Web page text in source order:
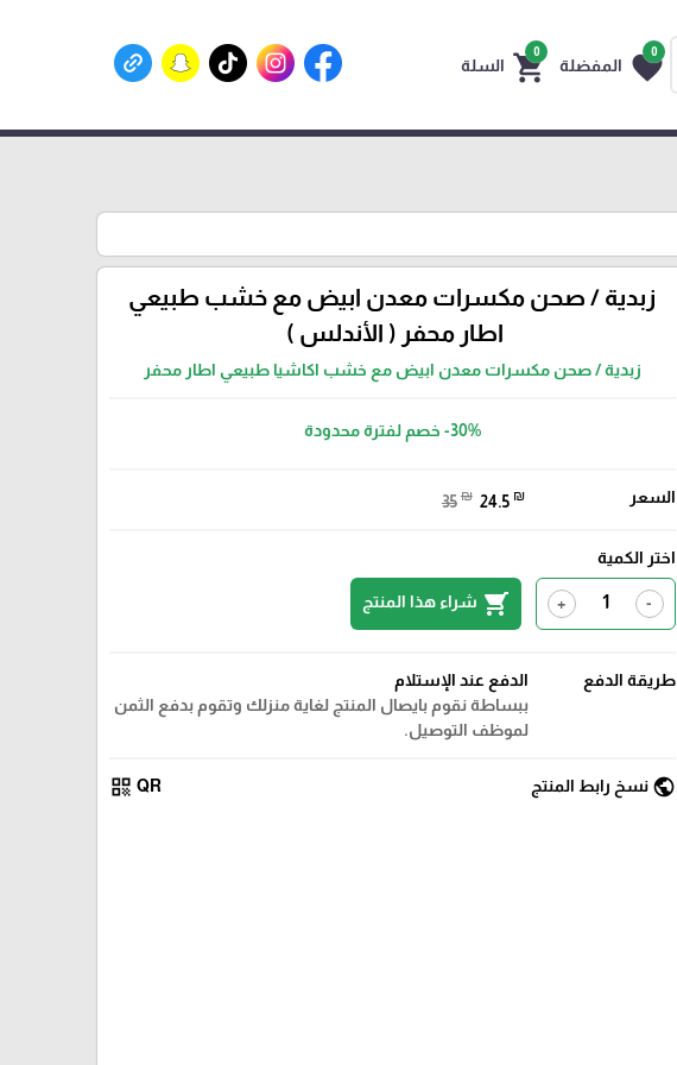
0
favorite المفضلة
0
shopping_cart السلة
زبدية / صحن مكسرات معدن ابيض مع خشب طبيعي
اطار محفر ( الأندلس )
زبدية / صحن مكسرات معدن ابيض مع خشب اكاشيا طبيعي اطار محفر
-30% خصم لفترة محدودة
السعر 35 ₪ 24.5 ₪
اختر الكمية
-
+
shopping_cart شراء هذا المنتج
طريقة الدفع
الدفع عند الإستلام
ببساطة نقوم بايصال المنتج لغاية منزلك وتقوم بدفع الثمن
لموظف التوصيل.
public نسخ رابط المنتج QR
qr_code